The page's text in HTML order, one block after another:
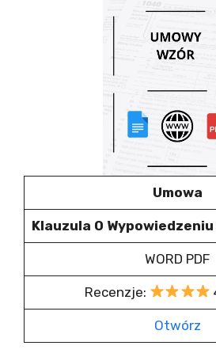
Umowa
Klauzula O
WORD PDF
Recenzje:
Otwórz